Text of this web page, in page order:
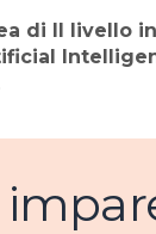
di II livello